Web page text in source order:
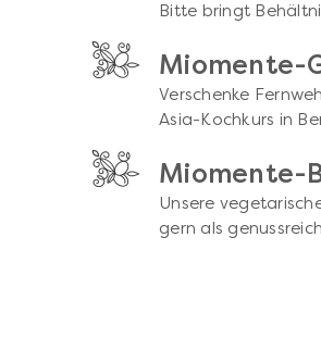
Bitte bringt
Miomente-
Verschenke
Asia-Kochkurs in
Miomente-
Unsere
gern als